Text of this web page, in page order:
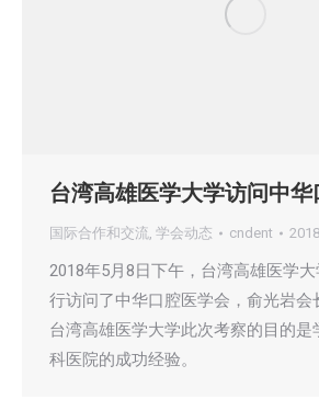
台湾高雄医学大学访问中
国际合作和交流, 学会动态 cndent
2018年5月8日下午，台湾高雄医学
行访问了中华口腔医学会，俞光岩会
台湾高雄医学大学此次考察的目的是
科医院的成功经验。